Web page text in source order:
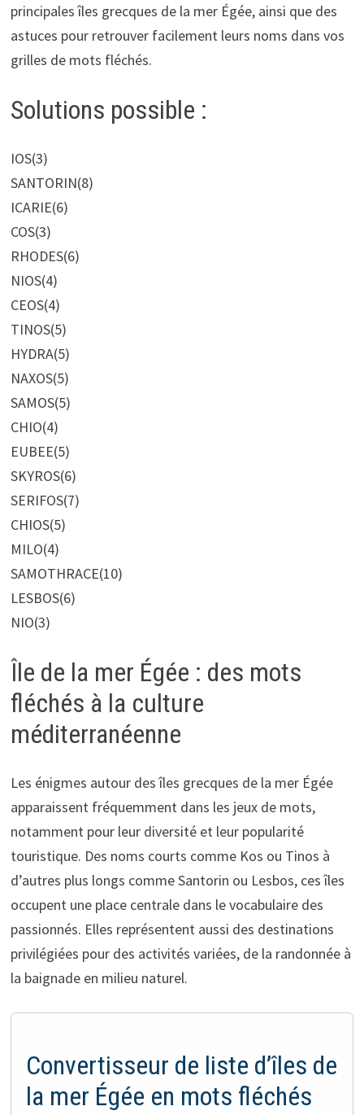
principales îles grecques de la mer Égée, ainsi que des
astuces pour retrouver facilement leurs noms dans vos
grilles de mots fléchés.
Solutions possible :
IOS(3)
SANTORIN(8)
ICARIE(6)
COS(3)
RHODES(6)
NIOS(4)
CEOS(4)
TINOS(5)
HYDRA(5)
NAXOS(5)
SAMOS(5)
CHIO(4)
EUBEE(5)
SKYROS(6)
SERIFOS(7)
CHIOS(5)
MILO(4)
SAMOTHRACE(10)
LESBOS(6)
NIO(3)
Île de la mer Égée : des mots
fléchés à la culture
méditerranéenne
Les énigmes autour des îles grecques de la mer Égée
apparaissent fréquemment dans les jeux de mots,
notamment pour leur diversité et leur popularité
touristique. Des noms courts comme Kos ou Tinos à
d’autres plus longs comme Santorin ou Lesbos, ces îles
occupent une place centrale dans le vocabulaire des
passionnés. Elles représentent aussi des destinations
privilégiées pour des activités variées, de la randonnée à
la baignade en milieu naturel.
Convertisseur de liste d’îles de
la mer Égée en mots fléchés